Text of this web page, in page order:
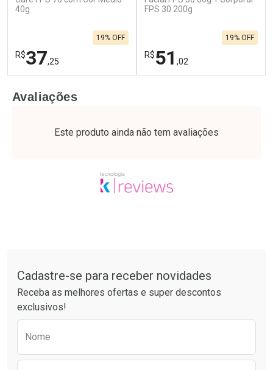
40g
R$37,25
19% OFF
Laboratório
Ativar Desconto
Comprar sem Desconto
Por Menos
Comprar sem Desconto
Por R$ 37,25/cada
FPS 30 200g
R$51 ,02
19% OFF
Laboratório
Ativar Desconto
Comprar sem Desconto
Por Menos
Comprar sem Desconto
Avaliações
Este produto ainda não tem avaliações
Cadastre-se para receber novidades
Receba as melhores ofertas e super descontos
exclusivos!
Nome